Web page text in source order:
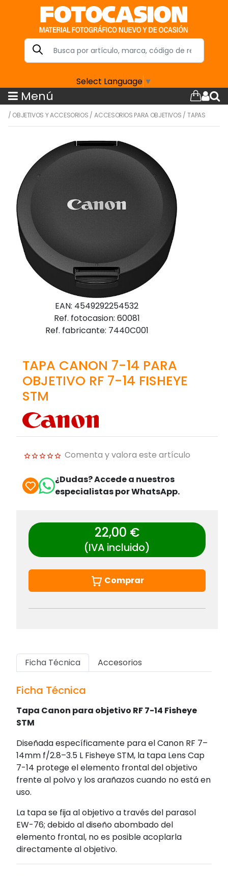
Select Language ▼
Menú
/ OBJETIVOS Y ACCESORIOS /ACCESORIOS PARA OBJETIVOS /TAPAS
EAN: 4549292254532
Ref. fotocasion: 60081
Ref. fabricante: 7440C001
TAPA CANON 7-14 PARA
OBJETIVO RF 7-14 FISHEYE
STM
Comenta y valora este artículo
¿Dudas? Accede a nuestros
especialistas por WhatsApp.
22,00 €
(IVA incluido)
Comprar
Ficha Técnica Accesorios
Ficha Técnica
Tapa Canon para objetivo RF 7-14 Fisheye
STM
Diseñada específicamente para el Canon RF 7–
14mm f/2.8–3.5 L Fisheye STM, la tapa Lens Cap
7-14 protege el elemento frontal del objetivo
frente al polvo y los arañazos cuando no está en
uso.
La tapa se fija al objetivo a través del parasol
EW-76; debido al diseño abombado del
elemento frontal, no es posible acoplarla
directamente al objetivo.